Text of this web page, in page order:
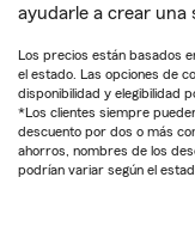
ayudarle a crear una
Los precios están basados
el estado. Las opciones de
disponibilidad y elegibilidad
*Los clientes siempre
descuento por dos o más
ahorros, nombres de los
podrían variar según el